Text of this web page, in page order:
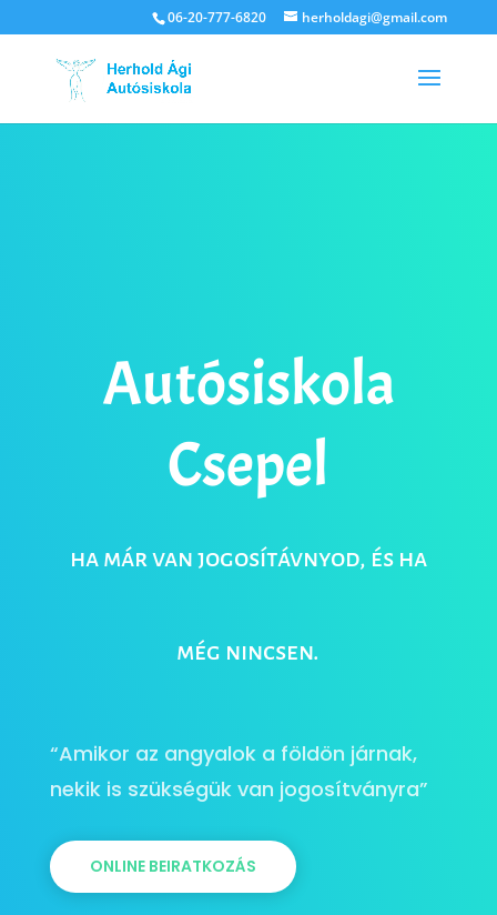
06-20-777-6820 herholdagi@gmail.com
Autósiskola
Csepel
ha már van jogosítávnyod, és ha
még nincsen.
“Amikor az angyalok a földön járnak,
nekik is szükségük van jogosítványra”
ONLINE BEIRATKOZÁS